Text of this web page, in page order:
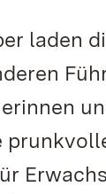
laden